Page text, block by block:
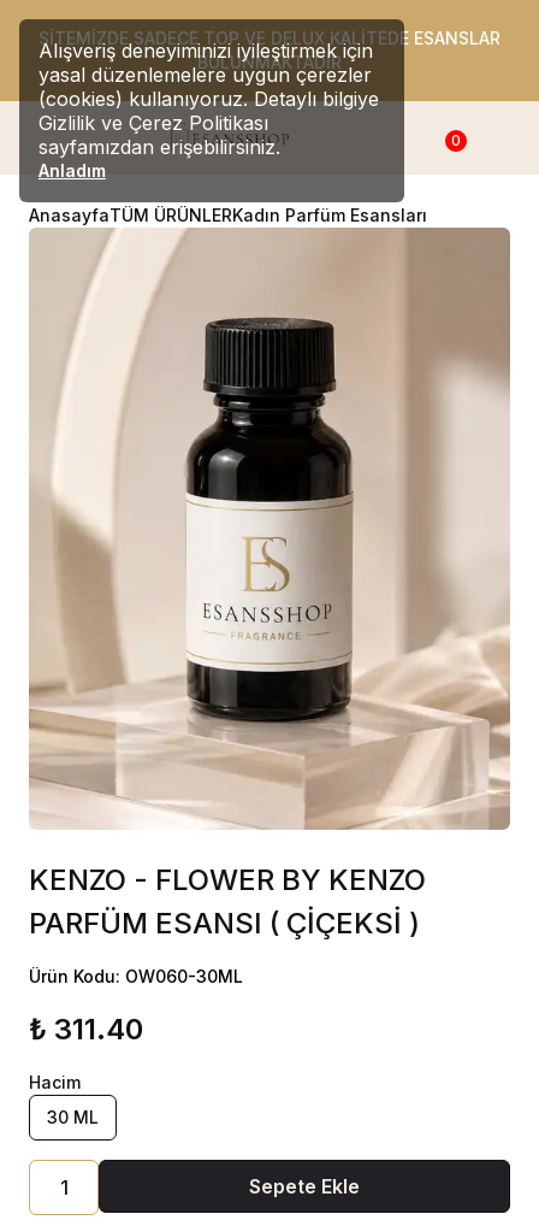
Alışveriş deneyiminizi iyileştirmek için
yasal düzenlemelere uygun çerezler
(cookies) kullanıyoruz. Detaylı bilgiye
Gizlilik ve Çerez Politikası
sayfamızdan erişebilirsiniz.
Anladım
SİTEMİZDE SADECE TOP VE DELUX KALİTEDE ESANSLAR
BULUNMAKTADIR
0
AnasayfaTÜM ÜRÜNLERKadın Parfüm Esansları
KENZO - FLOWER BY KENZO
PARFÜM ESANSI ( ÇİÇEKSİ )
Ürün Kodu: OW060-30ML
₺ 311.40
Hacim
30 ML
Sepete Ekle